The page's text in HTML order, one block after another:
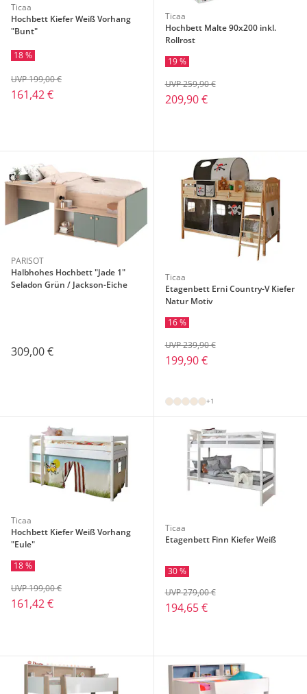
Ticaa
Hochbett Kiefer Weiß Vorhang
"Bunt"
18 %
161,42 €
UVP 199,00 €
Ticaa
Hochbett Malte 90x200 inkl.
Rollrost
19 %
209,90 €
UVP 259,90 €
PARISOT
Halbhohes Hochbett "Jade 1"
Seladon Grün / Jackson-Eiche
309,00 €
Ticaa
Etagenbett Erni Country-V Kiefer
Natur Motiv
16 %
199,90 €
UVP 239,90 €
+1
Ticaa
Hochbett Kiefer Weiß Vorhang
"Eule"
18 %
161,42 €
UVP 199,00 €
Ticaa
Etagenbett Finn Kiefer Weiß
30 %
194,65 €
UVP 279,00 €